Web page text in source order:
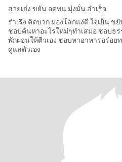
สวยเก่ง ขยัน อดทน มุ่งมั่น สำเร็จ
ร่าเริง คิดบวก มองโลกแง่ดี ใจเย็น ข
ชอบค้นหาอะไรใหม่ๆทำเสมอ ชอบธ
พักผ่อนให้ตีวเอง ชอบหาอาหารอร่อ
ดูแลตัวเอง